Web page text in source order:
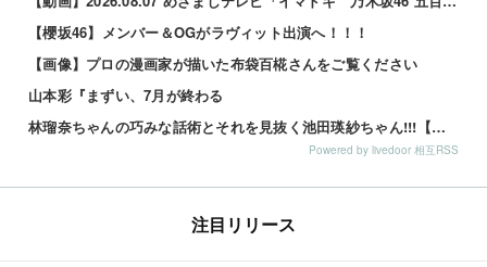
【櫻坂46】メンバー＆OGがラヴィット出演へ！！！
【画像】プロの漫画家が描いた布袋百椛さんをご覧ください
山本彩『まずい、7月が終わる
林瑠奈ちゃんの巧みな話術とそれを見抜く池田瑛紗ちゃん!!!【乃木坂46】
Powered by livedoor 相互RSS
注目リリース